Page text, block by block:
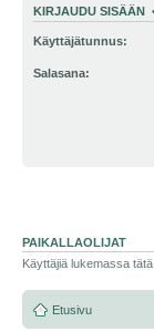
KIRJAUDU SISÄÄN
Käyttäjätunnus:
Salasana:
PAIKALLAOLIJAT
Käyttäjiä lukemassa
Etusivu